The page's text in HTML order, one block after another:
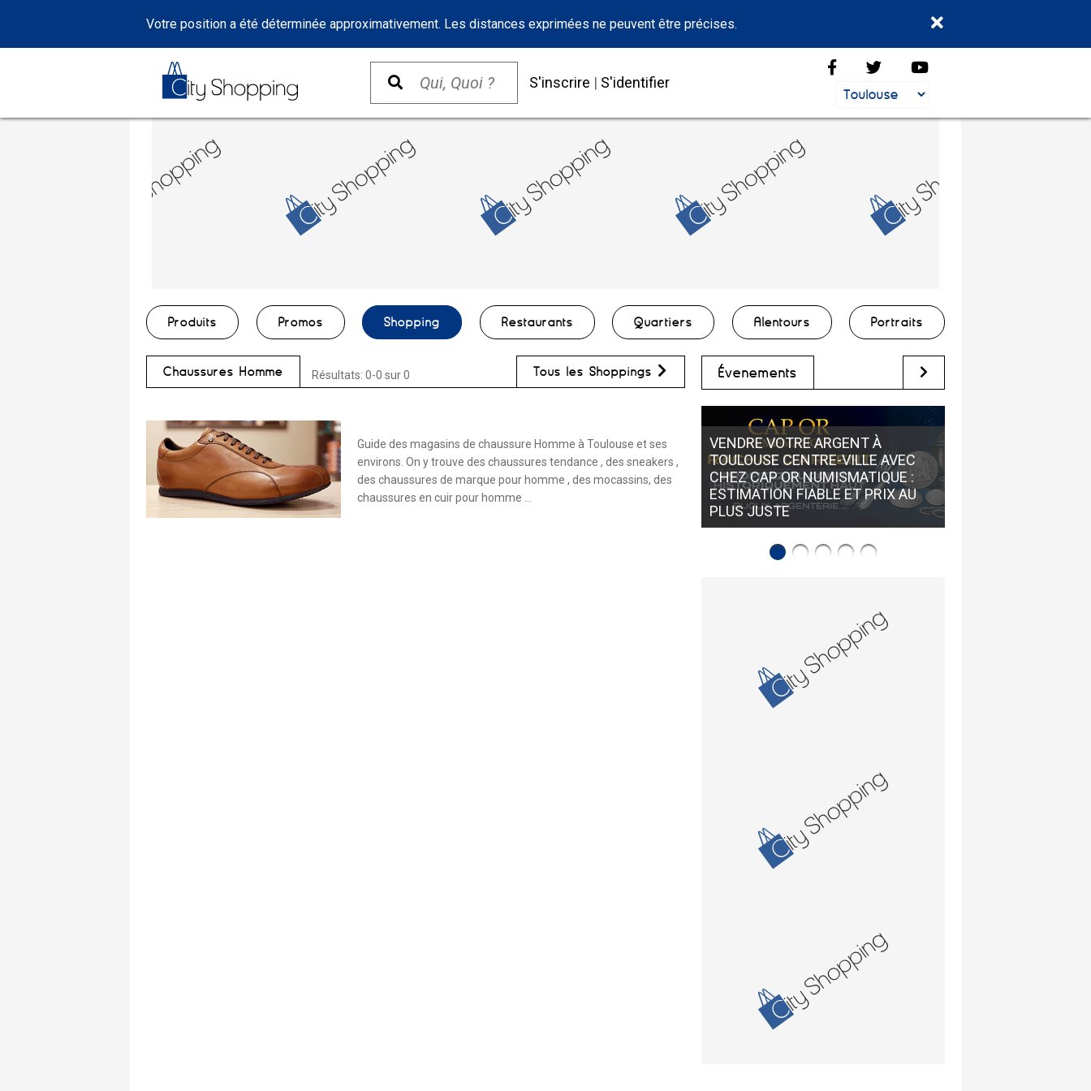
Votre position a été déterminée approximativement. Les distances exprimées ne peuvent être précises.
S'inscrire | S'identifier
Produits Promos Shopping Restaurants Quartiers Alentours Portraits
Chaussures Homme Résultats: 0-0 sur 0 Tous les Shoppings
Guide des magasins de chaussure Homme à Toulouse et ses
environs. On y trouve des chaussures tendance , des sneakers ,
des chaussures de marque pour homme , des mocassins, des
chaussures en cuir pour homme ...
Évènements
VENDRE VOTRE ARGENT À
TOULOUSE CENTRE-VILLE AVEC
CHEZ CAP OR NUMISMATIQUE :
ESTIMATION FIABLE ET PRIX AU
PLUS JUSTE